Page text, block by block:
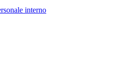
interno